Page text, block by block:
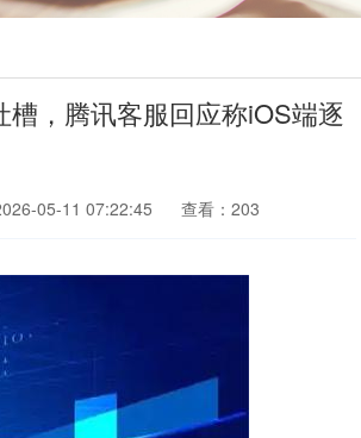
，腾讯客服回应称iOS端逐
05-11 07:22:45 查看：203